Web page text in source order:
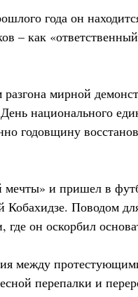
года он
– как
мирной
национального
годовщину
мечты» и пришел в
Поводом
где он оскорбил
между
перепалки и